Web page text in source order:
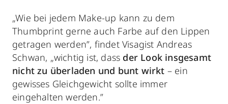
„Wie bei jedem Make-up kann zu dem
Thumbprint gerne auch Farbe auf den Lippen
getragen werden”, findet Visagist Andreas
Schwan, „wichtig ist, dass der Look insgesamt
nicht zu überladen und bunt wirkt – ein
gewisses Gleichgewicht sollte immer
eingehalten werden.”